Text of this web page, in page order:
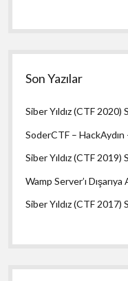
Son Yazılar
Siber Yıldız (CTF 2020)
SoderCTF –
Siber Yıldız (CTF 2019)
Wamp Server’ı Dışarıya
Siber Yıldız (CTF 2017)